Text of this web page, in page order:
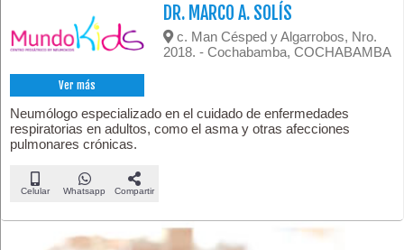
Ver más
DR. MARCO A. SOLÍS
c. Man Césped y Algarrobos, Nro.
2018. - Cochabamba, COCHABAMBA
Neumólogo especializado en el cuidado de enfermedades
respiratorias en adultos, como el asma y otras afecciones
pulmonares crónicas.
Celular Whatsapp Compartir